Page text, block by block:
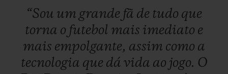
“Sou um grande fã de tudo que
torna o futebol mais imediato e
mais empolgante, assim como a
tecnologia que dá vida ao jogo. O